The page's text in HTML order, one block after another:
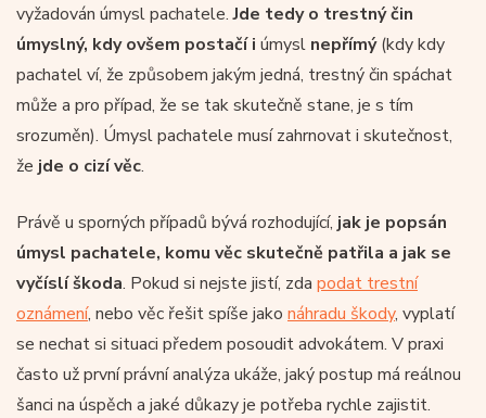
vyžadován úmysl pachatele.Jde tedy o trestný čin
úmyslný, kdy ovšem postačí i úmysl nepřímý(kdy kdy
pachatel ví, že způsobem jakým jedná, trestný čin spáchat
může a pro případ, že se tak skutečně stane, je s tím
srozuměn). Úmysl pachatele musí zahrnovat i skutečnost,
že jde o cizí věc.
Právě u sporných případů bývá rozhodující, jak je popsán
úmysl pachatele, komu věc skutečně patřila a jak se
vyčíslí škoda. Pokud si nejste jistí, zda podat trestní
oznámení, nebo věc řešit spíše jako náhradu škody, vyplatí
se nechat si situaci předem posoudit advokátem. V praxi
často už první právní analýza ukáže, jaký postup má reálnou
šanci na úspěch a jaké důkazy je potřeba rychle zajistit.